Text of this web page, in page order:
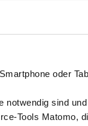
oder
sind
Tools Matomo,
daDas ganze